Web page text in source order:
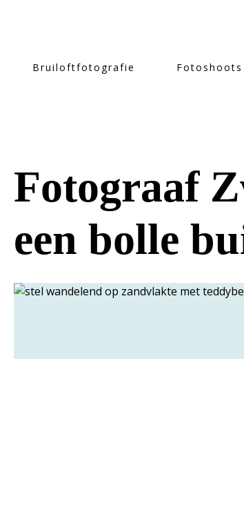
Bruiloftfotografie Fotoshoots
Fotograaf
een bolle